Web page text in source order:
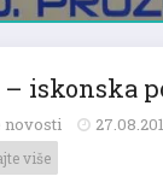
– iskonska
više